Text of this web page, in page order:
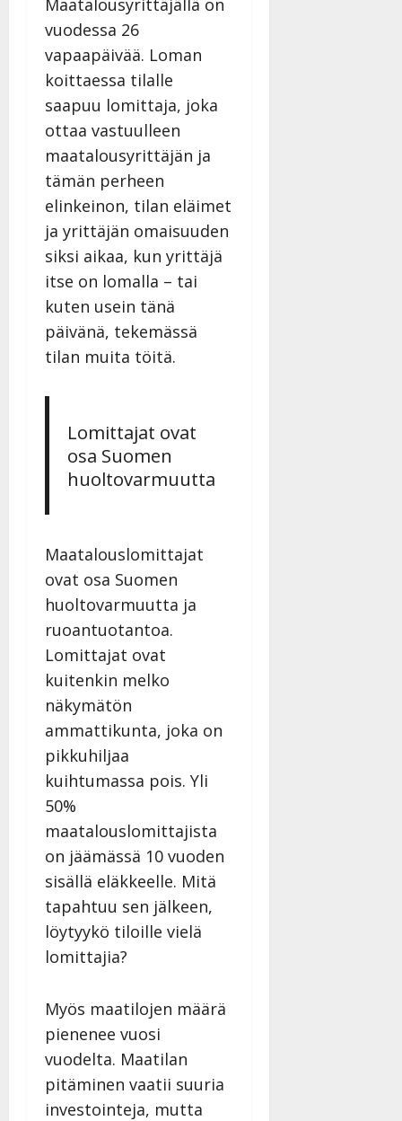
Maatalousyrittäjällä on
vuodessa 26
vapaapäivää. Loman
koittaessa tilalle
saapuu lomittaja, joka
ottaa vastuulleen
maatalousyrittäjän ja
tämän perheen
elinkeinon, tilan eläimet
ja yrittäjän omaisuuden
siksi aikaa, kun yrittäjä
itse on lomalla – tai
kuten usein tänä
päivänä, tekemässä
tilan muita töitä.
Lomittajat ovat
osa Suomen
huoltovarmuutta
Maatalouslomittajat
ovat osa Suomen
huoltovarmuutta ja
ruoantuotantoa.
Lomittajat ovat
kuitenkin melko
näkymätön
ammattikunta, joka on
pikkuhiljaa
kuihtumassa pois. Yli
50%
maatalouslomittajista
on jäämässä 10 vuoden
sisällä eläkkeelle. Mitä
tapahtuu sen jälkeen,
löytyykö tiloille vielä
lomittajia?
Myös maatilojen määrä
pienenee vuosi
vuodelta. Maatilan
pitäminen vaatii suuria
investointeja, mutta